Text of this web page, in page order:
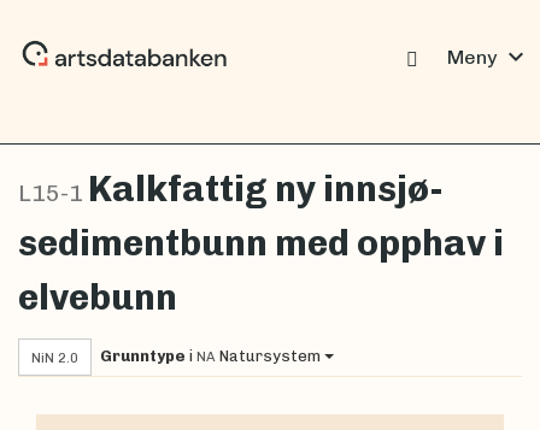
Meny expand_more
L15-1 Kalkfattig ny innsjø-
sedimentbunn med opphav i
elvebunn
NiN 2.0 Grunntype i NA Natursystem